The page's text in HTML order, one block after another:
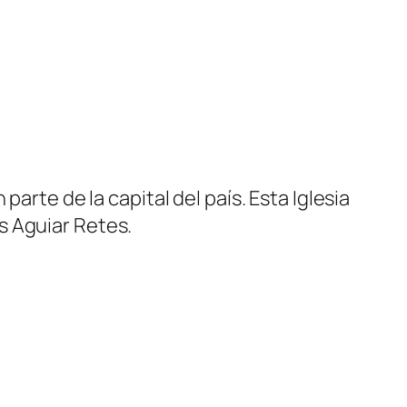
de la capital del país. Esta Iglesia
Aguiar Retes.